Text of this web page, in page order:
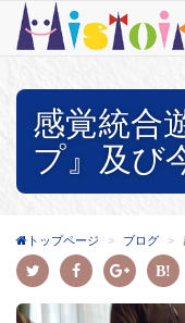
感覚統合
プ』及び
トップページ ブログ